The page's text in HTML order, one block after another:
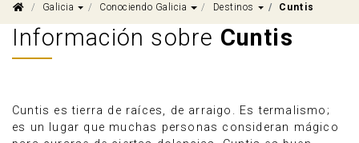
Galicia Dropdown
Conociendo Galicia Dropdown
Destinos Dropdown
Cuntis
Información sobre Cuntis
Cuntis es tierra de raíces, de arraigo. Es termalismo;
es un lugar que muchas personas consideran mágico